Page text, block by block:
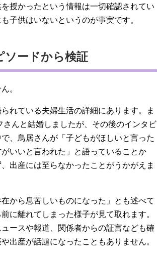
授かったという情報は一切確認されてい
子供はいないというのが事実です。
ソードから検証
。
れている夫婦生活の詳細にあります。ま
んと結婚しましたが、その後のインタビ
、鳥居さんが「子どもがほしいと言った
いいと言われた」と語っていることか
出産には至らなかったことがうかがえま
から息苦しいものになった」とも述べて
に離れてしまった様子が見て取れます。
ースや報道、関係者からの証言なども確
出産が話題になったこともありません。